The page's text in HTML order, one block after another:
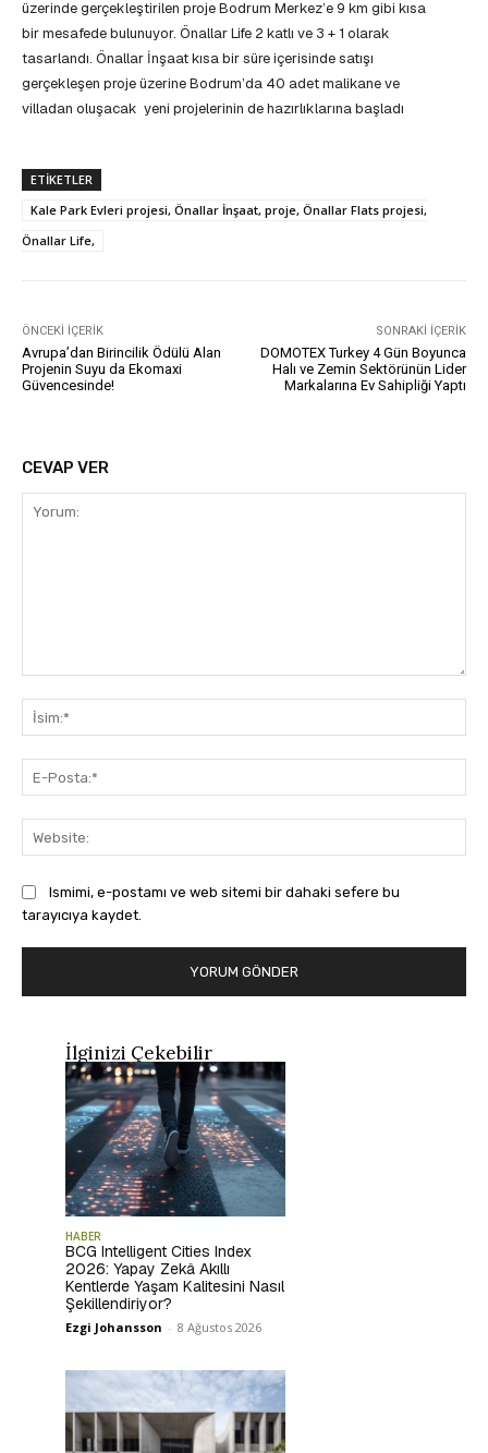
üzerinde gerçekleştirilen proje Bodrum Merkez’e 9 km gibi kısa
bir mesafede bulunuyor. Önallar Life 2 katlı ve 3 + 1 olarak
tasarlandı. Önallar İnşaat kısa bir süre içerisinde satışı
gerçekleşen proje üzerine Bodrum’da 40 adet malikane ve
villadan oluşacak yeni projelerinin de hazırlıklarına başladı
ETIKETLER
Kale Park Evleri projesi, Önallar İnşaat, proje, Önallar Flats projesi,
Önallar Life,
ÖNCEKI İÇERIK
Avrupa’dan Birincilik Ödülü Alan
Projenin Suyu da Ekomaxi
Güvencesinde!
SONRAKI İÇERIK
DOMOTEX Turkey 4 Gün Boyunca
Halı ve Zemin Sektörünün Lider
Markalarına Ev Sahipliği Yaptı
CEVAP VER
Ismimi, e-postamı ve web sitemi bir dahaki sefere bu
tarayıcıya kaydet.
İlginizi Çekebilir
HABER
BCG Intelligent Cities Index
2026: Yapay Zekâ Akıllı
Kentlerde Yaşam Kalitesini Nasıl
Şekillendiriyor?
Ezgi Johansson - 8 Ağustos 2026